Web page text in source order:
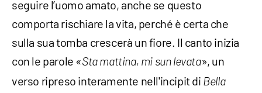
seguire l’uomo amato, anche se questo
comporta rischiare la vita, perché è certa che
sulla sua tomba crescerà un fiore. Il canto inizia
con le parole «Sta mattina, mi sun levata», un
verso ripreso interamente nell'incipit di Bella